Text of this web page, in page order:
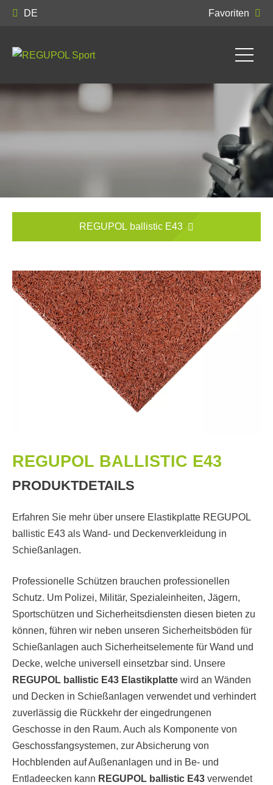
DE Favoriten
REGUPOL ballistic E43
REGUPOL BALLISTIC E43
PRODUKTDETAILS
Erfahren Sie mehr über unsere Elastikplatte REGUPOL
ballistic E43 als Wand- und Deckenverkleidung in
Schießanlagen.
Professionelle Schützen brauchen professionellen
Schutz. Um Polizei, Militär, Spezialeinheiten, Jägern,
Sportschützen und Sicherheitsdiensten diesen bieten zu
können, führen wir neben unseren Sicherheitsböden für
Schießanlagen auch Sicherheitselemente für Wand und
Decke, welche universell einsetzbar sind. Unsere
REGUPOL ballistic E43 Elastikplatte wird an Wänden
und Decken in Schießanlagen verwendet und verhindert
zuverlässig die Rückkehr der eingedrungenen
Geschosse in den Raum. Auch als Komponente von
Geschossfangsystemen, zur Absicherung von
Hochblenden auf Außenanlagen und in Be- und
Entladeecken kann REGUPOL ballistic E43 verwendet